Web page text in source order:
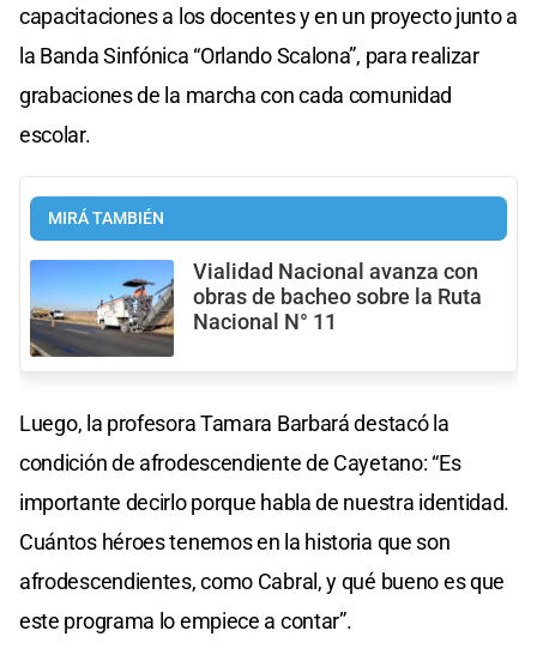
capacitaciones a los docentes y en un proyecto junto a
la Banda Sinfónica “Orlando Scalona”, para realizar
grabaciones de la marcha con cada comunidad
escolar.
MIRÁ TAMBIÉN
Vialidad Nacional avanza con
obras de bacheo sobre la Ruta
Nacional N° 11
Luego, la profesora Tamara Barbará destacó la
condición de afrodescendiente de Cayetano: “Es
importante decirlo porque habla de nuestra identidad.
Cuántos héroes tenemos en la historia que son
afrodescendientes, como Cabral, y qué bueno es que
este programa lo empiece a contar”.